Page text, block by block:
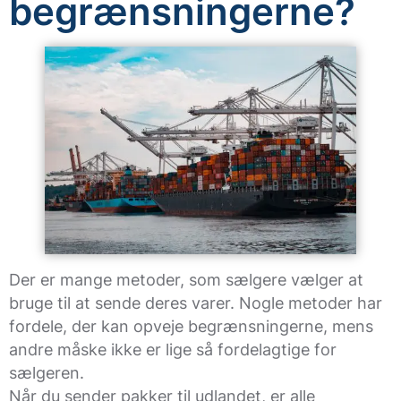
begrænsningerne?
Der er mange metoder, som sælgere vælger at
bruge til at sende deres varer. Nogle metoder har
fordele, der kan opveje begrænsningerne, mens
andre måske ikke er lige så fordelagtige for
sælgeren.
Når du sender pakker til udlandet, er alle